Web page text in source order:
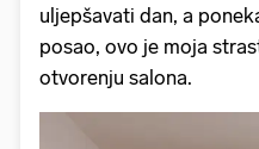
uljepšavati dan, a
posao, ovo je moja
otvorenju salona.